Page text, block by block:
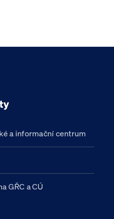
a informační centrum
GŘC a CÚ